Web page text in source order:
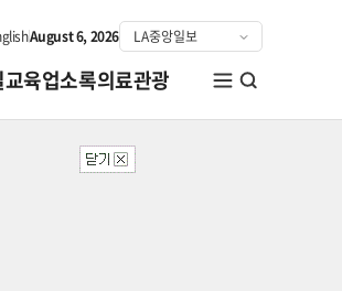
August 6, 2026
교육업소록의료관광